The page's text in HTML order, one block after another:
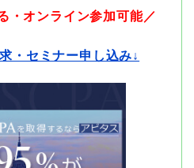
・オンライン参加可能／
・セミナー申し込み↓